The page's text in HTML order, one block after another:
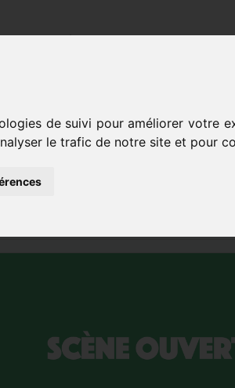
de suivi pour améliorer votre
le trafic de notre site et pour
Accueil L'école Disciplines
LA